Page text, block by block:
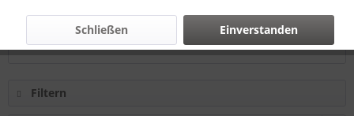
46,52 € *
Filtern
Einverstanden
Schließen